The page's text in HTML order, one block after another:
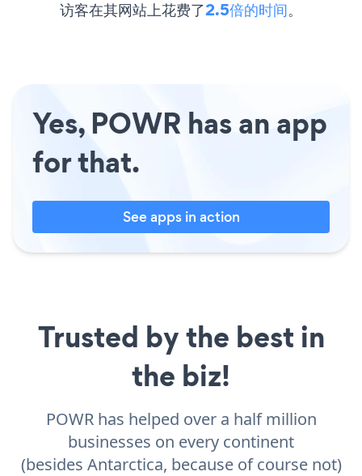
访客在其网站上花费了2.5倍的时间。
Yes, POWR has an app
for that.
See apps in action
Trusted by the best in
the biz!
POWR has helped over a half million
businesses on every continent
(besides Antarctica, because of course not)